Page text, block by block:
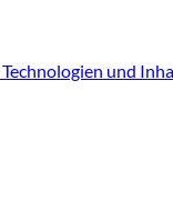
und